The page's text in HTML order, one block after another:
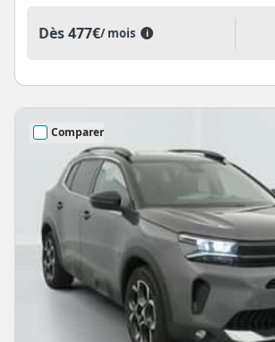
Dès477€/ mois i
Comparer